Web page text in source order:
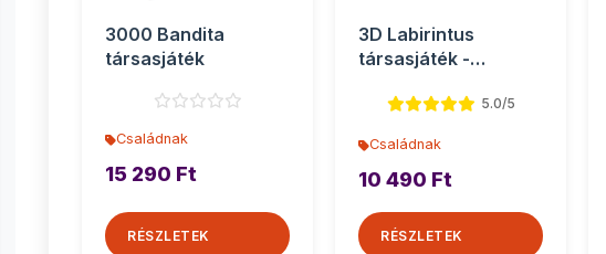
3000 Bandita
társasjáték
Családnak
15 290 Ft
RÉSZLETEK
3D Labirintus
társasjáték -
5.0/5
Családnak
10 490 Ft
RÉSZLETEK